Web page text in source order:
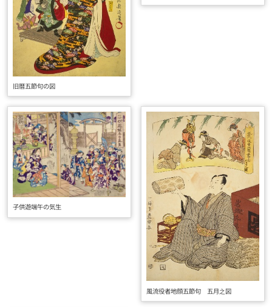
旧暦五節句の図
子供遊端午の気生
風流役者地顔五節句 五月之図